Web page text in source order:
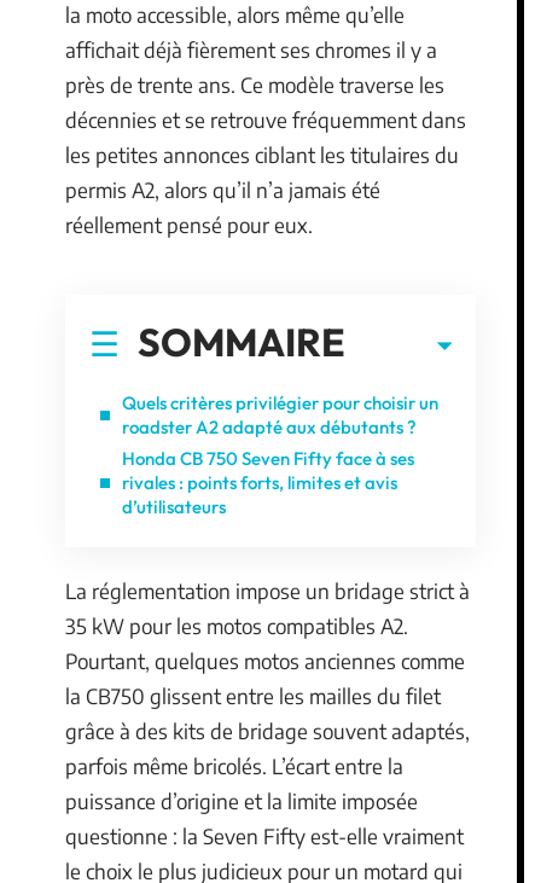
la moto accessible, alors même qu’elle
affichait déjà fièrement ses chromes il y a
près de trente ans. Ce modèle traverse les
décennies et se retrouve fréquemment dans
les petites annonces ciblant les titulaires du
permis A2, alors qu’il n’a jamais été
réellement pensé pour eux.
SOMMAIRE
Quels critères privilégier pour choisir un
roadster A2 adapté aux débutants ?
Honda CB 750 Seven Fifty face à ses
rivales : points forts, limites et avis
d’utilisateurs
La réglementation impose un bridage strict à
35 kW pour les motos compatibles A2.
Pourtant, quelques motos anciennes comme
la CB750 glissent entre les mailles du filet
grâce à des kits de bridage souvent adaptés,
parfois même bricolés. L’écart entre la
puissance d’origine et la limite imposée
questionne : la Seven Fifty est-elle vraiment
le choix le plus judicieux pour un motard qui